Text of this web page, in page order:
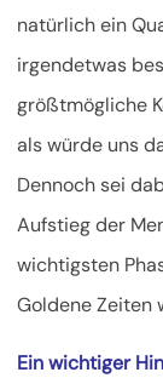
natürlich ein
irgendetwas
größtmögliche
als würde uns
Dennoch sei
Aufstieg der
wichtigsten
Goldene Zeiten
Ein wichtiger